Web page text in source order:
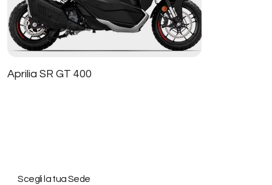
Aprilia SR GT 400
Scegli la tua Sede